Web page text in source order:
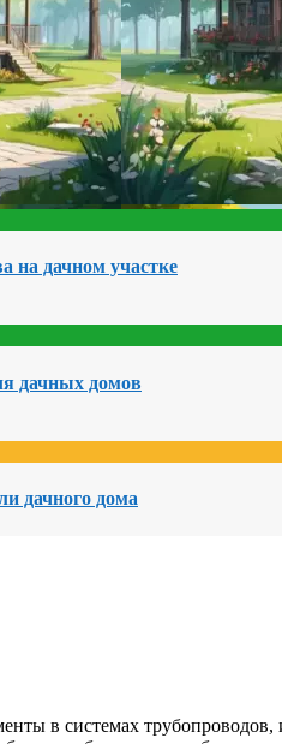
на дачном участке
дачных домов
дачного дома
в системах